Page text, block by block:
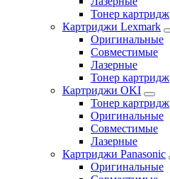
Тонер картридж
Картриджи Lexmark
Оригинальные
Совместимые
Лазерные
Тонер картридж
Картриджи OKI
Тонер картридж
Оригинальные
Совместимые
Лазерные
Картриджи Panasonic
Оригинальные